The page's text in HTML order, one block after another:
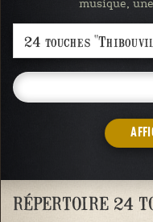
musique,
RÉPERTOIRE 24